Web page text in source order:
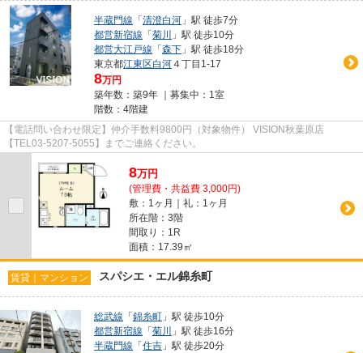
半蔵門線 「清澄白河 」駅 徒歩7分
都営新宿線 「菊川
」駅 徒歩10分
都営大江戸線 「森下 」駅 徒歩18分
東京都江東区白河４丁目1-17
8万円
築年数：築9年 ｜募集中： 1室
階数：4階建
【電話問い合わせ限定】仲介手数料9800円（対象物件） VISION秋葉原店
【TEL03-5207-5055】までご連絡ください。
8万円
(管理費・共益費 3,000円)
敷：1ヶ月｜礼：1ヶ月
所在階：3階
間取り：1R
面積：17.39㎡
賃貸｜マンション スパシエ・エル錦糸町
総武線 「錦糸町 」駅 徒歩10分
都営新宿線 「菊川
」駅 徒歩16分
半蔵門線 「住吉 」駅 徒歩20分